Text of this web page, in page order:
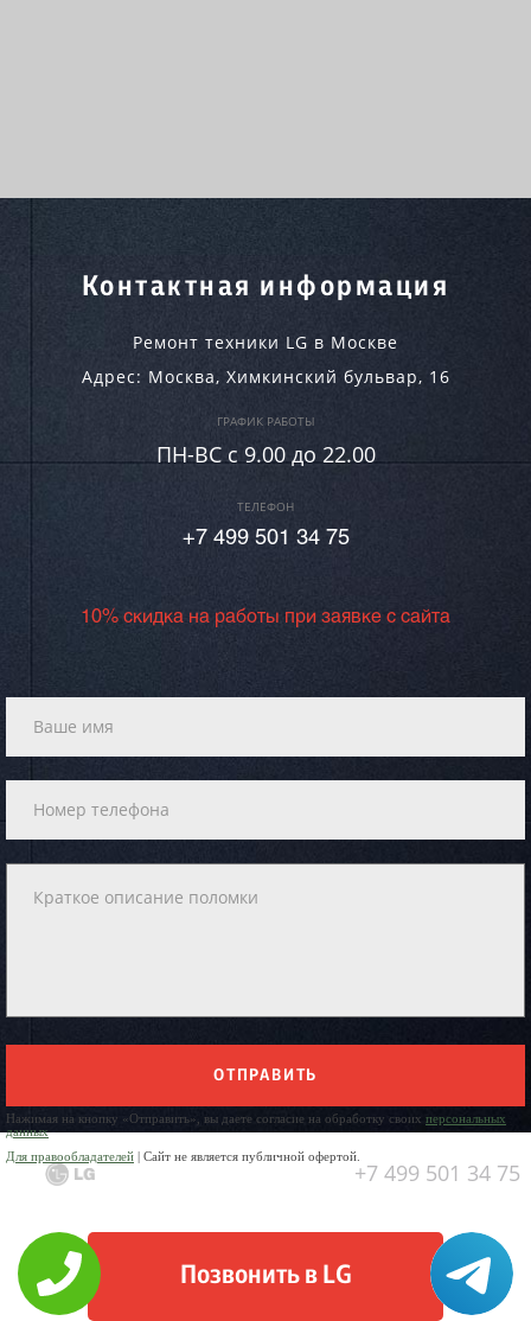
Контактная информация
Ремонт техники LG в Москве
Адрес: Москва, Химкинский бульвар, 16
ГРАФИК РАБОТЫ
ПН-ВC c 9.00 до 22.00
ТЕЛЕФОН
+7 499 501 34 75
10% скидка на работы при заявке с сайта
ОТПРАВИТЬ
Нажимая на кнопку «Отправить», вы даете согласие на обработку своих персональных
данных
Для правообладателей | Сайт не является публичной офертой.
+7 499 501 34 75
Позвонить в LG